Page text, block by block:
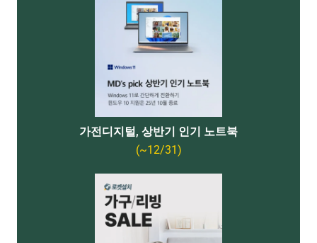
가전디지털, 상반기 인기 노트북
(~12/31)